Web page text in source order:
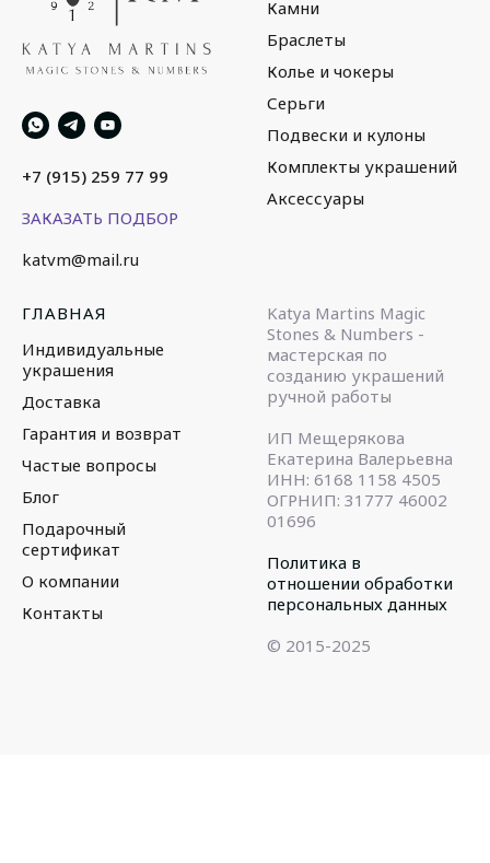
+7 (915) 259 77 99
ЗАКАЗАТЬ ПОДБОР
katvm@mail.ru
Камни
Браслеты
Колье и чокеры
Серьги
Подвески и кулоны
Комплекты украшений
Аксессуары
ГЛАВНАЯ
Индивидуальные
украшения
Доставка
Гарантия и возврат
Частые вопросы
Блог
Подарочный
сертификат
О компании
Контакты
Katya Martins Magic
Stones & Numbers -
мастерская по
созданию украшений
ручной работы
ИП Мещерякова
Екатерина Валерьевна
ИНН: 6168 1158 4505
ОГРНИП: 31777 46002
01696
Политика в
отношении обработки
персональных данных
© 2015-2025